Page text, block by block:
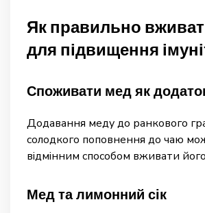
Як правильно
для підвищення
Споживати мед як
Додавання меду до ранкового
солодкого поповнення до чаю
відмінним способом вживати
Мед та лимонний сік